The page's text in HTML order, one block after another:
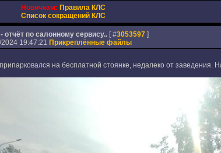
Новичкам: Правила КЛС
Список сокращений КЛС
отчёт по салонному сервису.. [ #3053597]
19:47:21 Прикреплённые файлы
на бесплатной стоянке, недалеко от заведения.